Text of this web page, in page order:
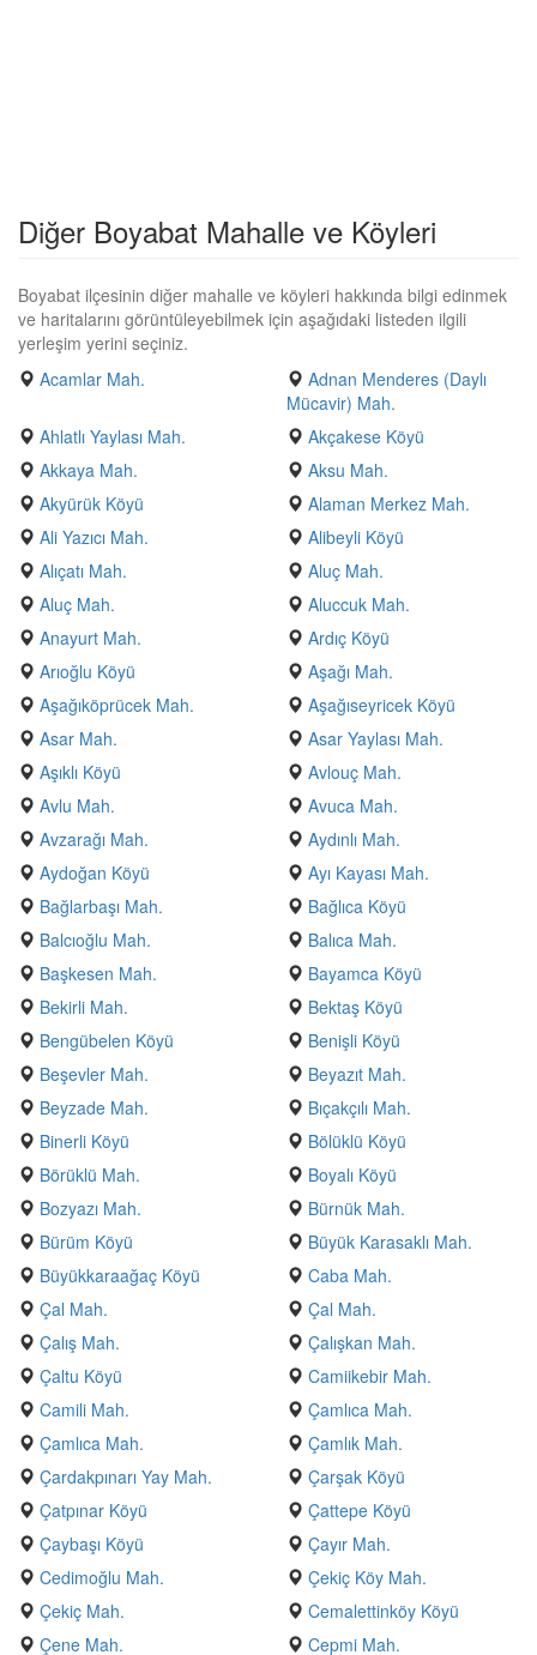
Diğer Boyabat Mahalle ve Köyleri
Boyabat ilçesinin diğer mahalle ve köyleri hakkında bilgi edinmek
ve haritalarını görüntüleyebilmek için aşağıdaki listeden ilgili
yerleşim yerini seçiniz.
Acamlar Mah.
Adnan Menderes (Daylı
Mücavir) Mah.
Ahlatlı Yaylası Mah.
Akçakese Köyü
Akkaya Mah.
Aksu Mah.
Akyürük Köyü
Alaman Merkez Mah.
Ali Yazıcı Mah.
Alibeyli Köyü
Alıçatı Mah.
Aluç Mah.
Aluç Mah.
Aluccuk Mah.
Anayurt Mah.
Ardıç Köyü
Arıoğlu Köyü
Aşağı Mah.
Aşağıköprücek Mah.
Aşağıseyricek Köyü
Asar Mah.
Asar Yaylası Mah.
Aşıklı Köyü
Avlouç Mah.
Avlu Mah.
Avuca Mah.
Avzarağı Mah.
Aydınlı Mah.
Aydoğan Köyü
Ayı Kayası Mah.
Bağlarbaşı Mah.
Bağlıca Köyü
Balcıoğlu Mah.
Balıca Mah.
Başkesen Mah.
Bayamca Köyü
Bekirli Mah.
Bektaş Köyü
Bengübelen Köyü
Benişli Köyü
Beşevler Mah.
Beyazıt Mah.
Beyzade Mah.
Bıçakçılı Mah.
Binerli Köyü
Bölüklü Köyü
Börüklü Mah.
Boyalı Köyü
Bozyazı Mah.
Bürnük Mah.
Bürüm Köyü
Büyük Karasaklı Mah.
Büyükkaraağaç Köyü
Caba Mah.
Çal Mah.
Çal Mah.
Çalış Mah.
Çalışkan Mah.
Çaltu Köyü
Camiikebir Mah.
Camili Mah.
Çamlıca Mah.
Çamlıca Mah.
Çamlık Mah.
Çardakpınarı Yay Mah.
Çarşak Köyü
Çatpınar Köyü
Çattepe Köyü
Çaybaşı Köyü
Çayır Mah.
Cedimoğlu Mah.
Çekiç Köy Mah.
Çekiç Mah.
Cemalettinköy Köyü
Çene Mah.
Cepmi Mah.